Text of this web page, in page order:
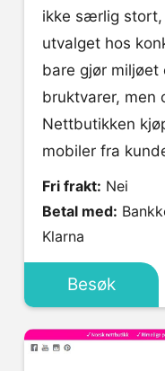
ikke særlig stort,
utvalget hos
bare gjør miljøet
bruktvarer, men
Nettbutikken
mobiler fra
Fri frakt: Nei
Betal med:
Klarna
Besøk